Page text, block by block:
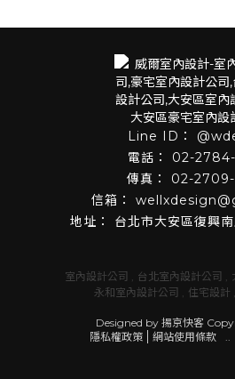
02-
02-
台北市大安區復興
室內設計公司 台北室內設計公司
永和室內設計公司
住宅設計
Designed by 揚京快客
隱私權政策
網站使用條款 ..